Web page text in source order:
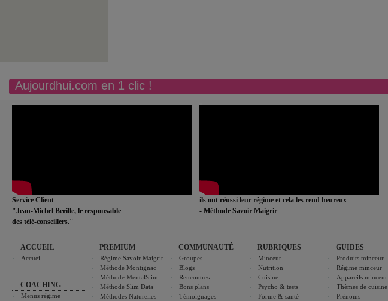
Aujourdhui.com en 1 clic !
Service Client
"Jean-Michel Berille, le responsable
des télé-conseillers."
ils ont réussi leur régime et cela les rend heureux
- Méthode Savoir Maigrir
ACCUEIL
Accueil
COACHING
Menus régime
PREMIUM
Régime Savoir Maigrir
Méthode Montignac
Méthode MentalSlim
Méthode Slim Data
Méthodes Naturelles
COMMUNAUTÉ
Groupes
Blogs
Rencontres
Bons plans
Témoignages
RUBRIQUES
Minceur
Nutrition
Cuisine
Psycho & tests
Forme & santé
GUIDES
Produits minceur
Régime minceur
Appareils minceur
Thèmes de cuisine
Prénoms